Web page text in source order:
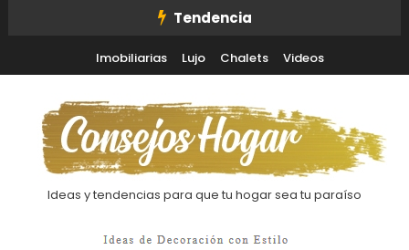
Tendencia
Imobiliarias Lujo Chalets Videos
Ideas y tendencias para que tu hogar sea tu paraíso